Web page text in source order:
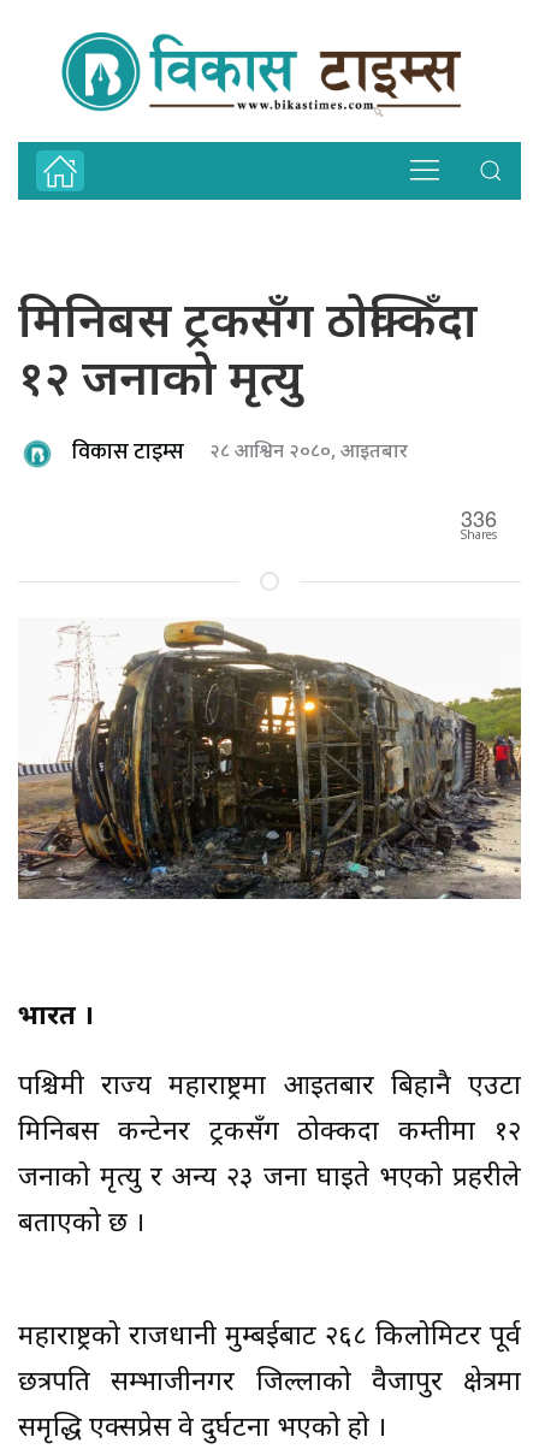
मिनिबस ट्रकसँग ठोक्किँदा
१२ जनाको मृत्यु
विकास टाइम्स २८ आश्विन २०८०, आइतबार
336
Shares
भारत ।
पश्चिमी राज्य महाराष्ट्रमा आइतबार बिहानै एउटा
मिनिबस कन्टेनर ट्रकसँग ठोक्किँदा कम्तीमा १२
जनाको मृत्यु र अन्य २३ जना घाइते भएको प्रहरीले
बताएको छ ।
महाराष्ट्रको राजधानी मुम्बईबाट २६८ किलोमिटर पूर्व
छत्रपति सम्भाजीनगर जिल्लाको वैजापुर क्षेत्रमा
समृद्धि एक्सप्रेस वे दुर्घटना भएको हो ।